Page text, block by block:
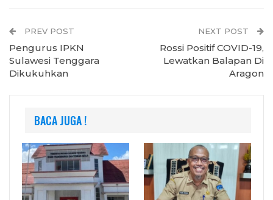
PREV POST
Pengurus IPKN
Sulawesi Tenggara
Dikukuhkan
NEXT POST
Rossi Positif COVID-19,
Lewatkan Balapan Di
Aragon
BACA JUGA !